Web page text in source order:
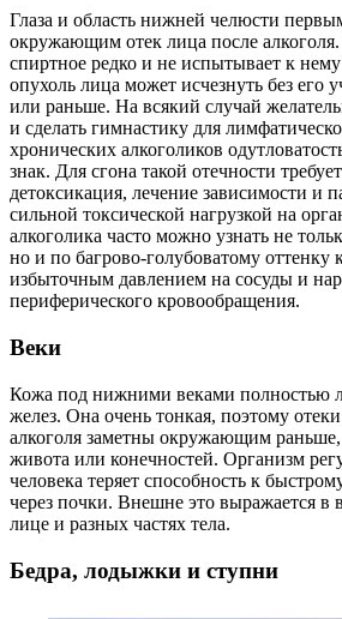
Глаза и область нижней челюсти
окружающим отек лица после
спиртное редко и не испытывает к
опухоль лица может исчезнуть без его
или раньше. На всякий случай
и сделать гимнастику для
хронических алкоголиков
знак. Для сгона такой отечности
детоксикация, лечение зависимости и
сильной токсической нагрузкой на
алкоголика часто можно узнать не
но и по багрово-голубоватому оттенку
избыточным давлением на сосуды и
периферического кровообращения.
Веки
Кожа под нижними веками полностью
желез. Она очень тонкая, поэтому отеки
алкоголя заметны окружающим раньше,
живота или конечностей. Организм
человека теряет способность к
через почки. Внешне это выражается в
лице и разных частях тела.
Бедра, лодыжки и ступни